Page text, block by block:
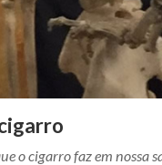
o cigarro faz em nossa